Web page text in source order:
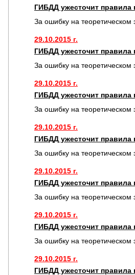
ГИБДД ужесточит правила
За ошибку на теоретическом
29.10.2015 г.
ГИБДД ужесточит правила
За ошибку на теоретическом
29.10.2015 г.
ГИБДД ужесточит правила
За ошибку на теоретическом
29.10.2015 г.
ГИБДД ужесточит правила
За ошибку на теоретическом
29.10.2015 г.
ГИБДД ужесточит правила
За ошибку на теоретическом
29.10.2015 г.
ГИБДД ужесточит правила
За ошибку на теоретическом
29.10.2015 г.
ГИБДД ужесточит правила